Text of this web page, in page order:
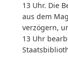
13 Uhr. Die
aus dem
verzögern,
13 Uhr